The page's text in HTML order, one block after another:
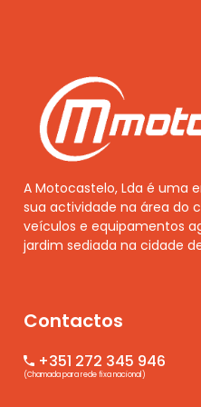
A Motocastelo, Lda é uma
sua actividade na área do
veículos e equipamentos
jardim sediada na cidade
Contactos
+351 272 345 946
(Chamada para rede fixa nacional)